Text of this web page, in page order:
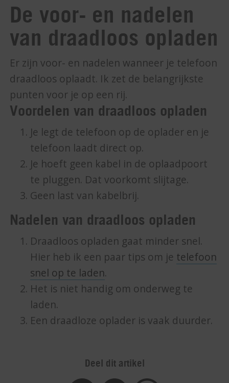
De voor- en nadelen
van draadloos opladen
Er zijn voor- en nadelen wanneer je telefoon
draadloos oplaadt. Ik zet de belangrijkste
punten voor je op een rij.
Voordelen van draadloos opladen
Je legt de telefoon op de oplader en je
telefoon laadt direct op.
Je hoeft geen kabel in de oplaadpoort
te pluggen. Dat voorkomt slijtage.
Geen last van kabelbrij.
Nadelen van draadloos opladen
Draadloos opladen gaat minder snel.
Hier heb ik een paar tips om je telefoon
snel op te laden.
Het is niet handig om onderweg te
laden.
Een draadloze oplader is vaak duurder.
Deel dit artikel